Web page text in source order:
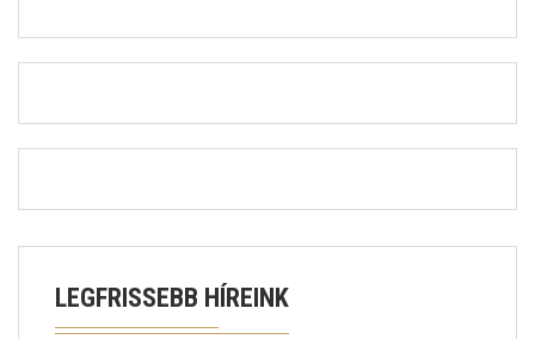
LEGFRISSEBB HÍREINK